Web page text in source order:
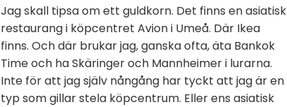
Jag skall tipsa om ett guldkorn. Det finns en asiatisk
restaurang i köpcentret Avion i Umeå. Där Ikea
finns. Och där brukar jag, ganska ofta, äta Bankok
Time och ha Skäringer och Mannheimer i lurarna.
Inte för att jag själv nångång har tyckt att jag är en
typ som gillar stela köpcentrum. Eller ens asiatisk